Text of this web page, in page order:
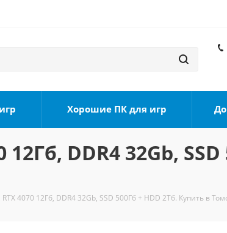
Хорошие ПК для игр
DDR4 32Gb,
4070 12Гб, DDR4 32Gb, SSD 500Гб + HDD 2Тб. Купить в